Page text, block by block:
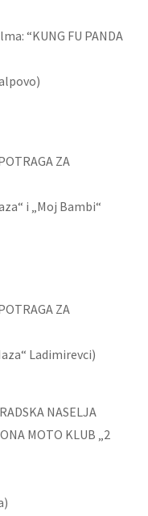
“KUNG FU PANDA
ZA
i „Moj Bambi“
ZA
Ladimirevci)
NASELJA
MOTO KLUB „2